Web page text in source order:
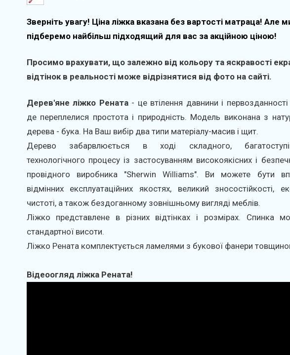
Зверніть увагу! Ціна ліжка вказана без вартості матраца! Але
підберемо найбільш підходящий для вас за акційною ціною!
Просимо врахувати, що залежно від кольору та яскравості
відтінок в реальності може відрізнятися від фото на сайті.
Дерев'яне ліжко Рената- це втілення давнини і первозданності
де переплелися простота і природність. Модель виконана з
дерева - бука. На Ваш вибір два типи матеріалу-масив і щит.
Дерево забарвлюється в ході складного,
технологічного процесу із застосуванням високоякісних і
провідного виробника "Sherwin Williams". Ви можете бути
відмінних експлуатаційних якостях, великий зносостійкості,
чистоті, а також бездоганному зовнішньому вигляді меблів.
Ліжко представлене в різних відтінках і розмірах. Спинка
стандартної висоти.
Ліжко Рената комплектується ламелями з букової фанери
Відеоогляд ліжка Рената!